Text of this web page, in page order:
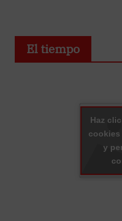
El tiempo
Haz
cookies
y